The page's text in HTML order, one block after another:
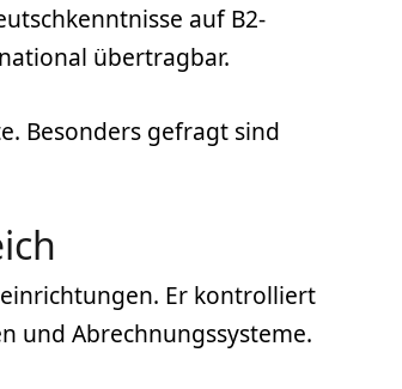
auf B2-
übertragbar.
Besonders gefragt sind
Er kontrolliert
und Abrechnungssysteme.